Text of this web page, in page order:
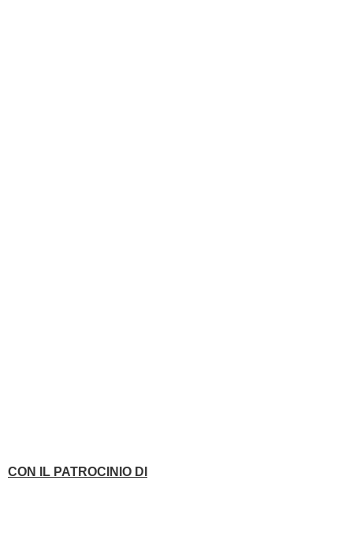
CON IL PATROCINIO DI